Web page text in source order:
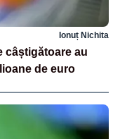
Ionuț Nichita
câștigătoare au
de euro